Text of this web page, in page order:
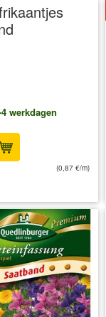
werkdagen
(0,87 €/m)